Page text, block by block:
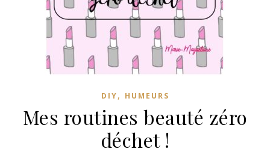
DIY, HUMEURS
Mes routines beauté zéro
déchet !